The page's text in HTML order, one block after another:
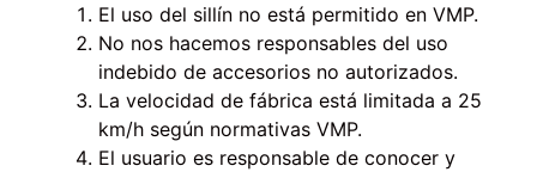
El uso del sillín no está permitido en VMP.
No nos hacemos responsables del uso
indebido de accesorios no autorizados.
La velocidad de fábrica está limitada a 25
km/h según normativas VMP.
El usuario es responsable de conocer y